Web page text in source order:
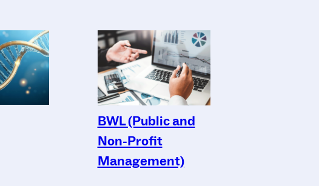
BWL (Public and
Non-Profit
Management)